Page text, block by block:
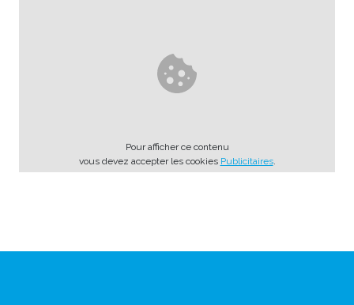
Pour afficher ce contenu
vous devez accepter les cookies Publicitaires.